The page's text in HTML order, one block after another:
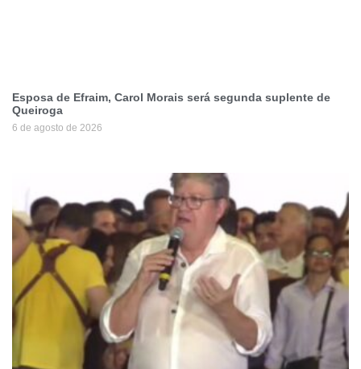
Esposa de Efraim, Carol Morais será segunda suplente de
Queiroga
6 de agosto de 2026